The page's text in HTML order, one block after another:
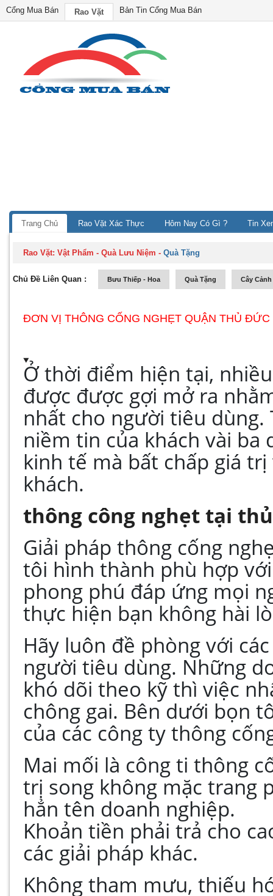
Cổng Mua Bán Rao Vặt Bản Tin Cổng Mua Bán
Trang Chủ Rao Vặt Xác Thực Hôm Nay Có Gì ? Tin
Rao Vặt:Vật Phẩm - Quà Lưu Niệm -Quà Tặng
Chủ Đề Liên Quan : Bưu Thiếp - Hoa Quà Tặng Cây
ĐƠN VỊ THÔNG CỐNG NGHẸT QUẬN THỦ ĐỨC
Ở thời điểm hiện tại,
được được gợi mở ra
nhất cho người tiêu dùng.
niềm tin của khách vài
kinh tế mà bất chấp giá
khách.
thông công nghẹt tại
Giải pháp thông cống
tôi hình thành phù hợp
phong phú đáp ứng mọi
thực hiện bạn không hài
Hãy luôn đề phòng với
người tiêu dùng. Những
khó dõi theo kỹ thì việc
chông gai. Bên dưới bọn
của các công ty thông
Mai mối là công ti thông
trị song không mặc trang
hẳn tên doanh nghiệp.
Khoản tiền phải trả cho
các giải pháp khác.
Không tham mưu, thiếu